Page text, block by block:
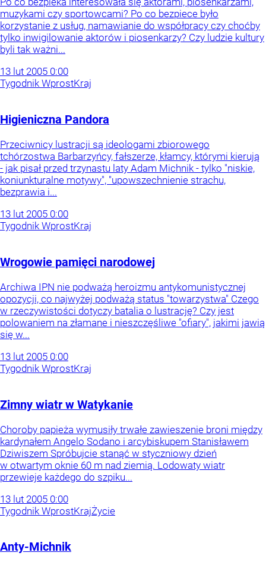
muzykami czy sportowcami? Po co bezpiece było
korzystanie z usług, namawianie do współpracy czy choćby
tylko inwigilowanie aktorów i piosenkarzy? Czy ludzie kultury
byli tak ważni...
13 lut 2005 0:00
Tygodnik WprostKraj
Higieniczna Pandora
Przeciwnicy lustracji są ideologami zbiorowego
tchórzostwa Barbarzyńcy, fałszerze, kłamcy, którymi kierują
- jak pisał przed trzynastu laty Adam Michnik - tylko "niskie,
koniunkturalne motywy", "upowszechnienie strachu,
bezprawia i...
13 lut 2005 0:00
Tygodnik WprostKraj
Wrogowie pamięci narodowej
Archiwa IPN nie podważą heroizmu antykomunistycznej
opozycji, co najwyżej podważą status "towarzystwa" Czego
w rzeczywistości dotyczy batalia o lustrację? Czy jest
polowaniem na złamane i nieszczęśliwe "ofiary", jakimi jawią
się w...
13 lut 2005 0:00
Tygodnik WprostKraj
Zimny wiatr w Watykanie
Choroby papieża wymusiły trwałe zawieszenie broni między
kardynałem Angelo Sodano i arcybiskupem Stanisławem
Dziwiszem Spróbujcie stanąć w styczniowy dzień
w otwartym oknie 60 m nad ziemią. Lodowaty wiatr
przewieje każdego do szpiku...
13 lut 2005 0:00
Tygodnik WprostKrajŻycie
Anty-Michnik